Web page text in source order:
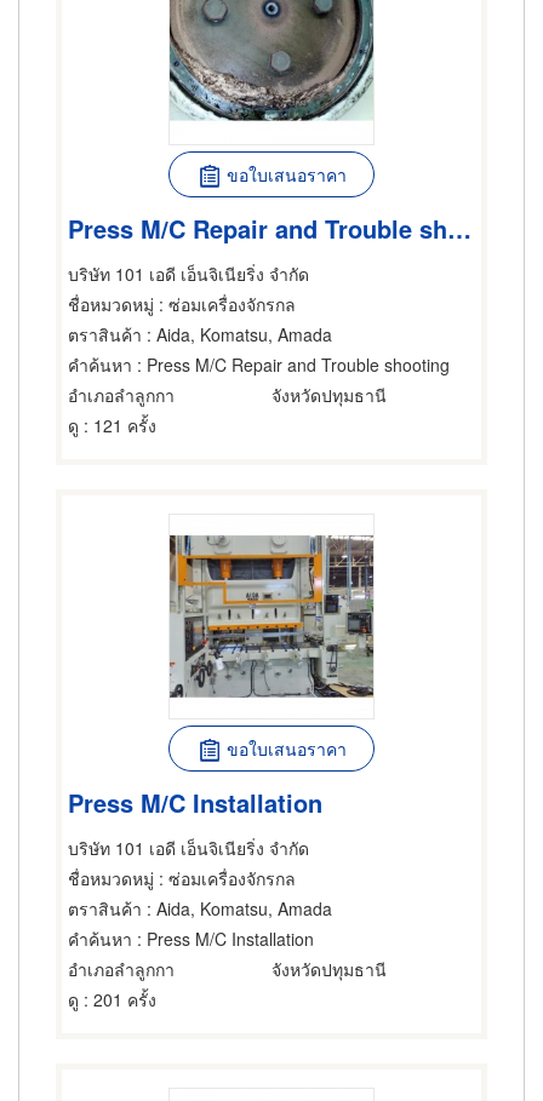
ขอใบเสนอราคา
Press M/C Repair and Trouble shooting
บริษัท 101 เอดี เอ็นจิเนียริ่ง จำกัด
ชื่อหมวดหมู่ : ซ่อมเครื่องจักรกล
ตราสินค้า : Aida, Komatsu, Amada
คำค้นหา : Press M/C Repair and Trouble shooting
อำเภอลำลูกกา
จังหวัดปทุมธานี
ดู : 121 ครั้ง
ขอใบเสนอราคา
Press M/C Installation
บริษัท 101 เอดี เอ็นจิเนียริ่ง จำกัด
ชื่อหมวดหมู่ : ซ่อมเครื่องจักรกล
ตราสินค้า : Aida, Komatsu, Amada
คำค้นหา : Press M/C Installation
อำเภอลำลูกกา
จังหวัดปทุมธานี
ดู : 201 ครั้ง